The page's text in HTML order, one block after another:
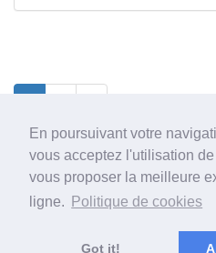
En poursuivant votre
vous acceptez l'utilisation
vous proposer la meilleure
ligne.
Politique de cookies
Got it!
1